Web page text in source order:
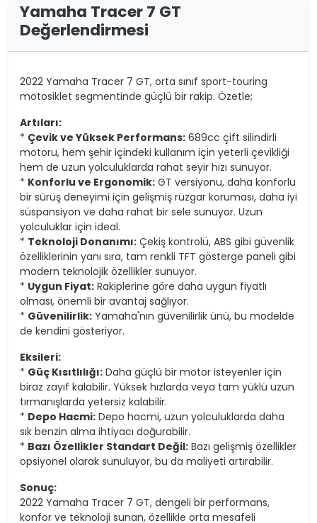
Yamaha Tracer 7 GT
Değerlendirmesi
2022 Yamaha Tracer 7 GT, orta sınıf sport-touring
motosiklet segmentinde güçlü bir rakip. Özetle;
Artıları:
* Çevik ve Yüksek Performans: 689cc çift silindirli
motoru, hem şehir içindeki kullanım için yeterli çevikliği
hem de uzun yolculuklarda rahat seyir hızı sunuyor.
* Konforlu ve Ergonomik: GT versiyonu, daha konforlu
bir sürüş deneyimi için gelişmiş rüzgar koruması, daha iyi
süspansiyon ve daha rahat bir sele sunuyor. Uzun
yolculuklar için ideal.
* Teknoloji Donanımı: Çekiş kontrolü, ABS gibi güvenlik
özelliklerinin yanı sıra, tam renkli TFT gösterge paneli gibi
modern teknolojik özellikler sunuyor.
* Uygun Fiyat: Rakiplerine göre daha uygun fiyatlı
olması, önemli bir avantaj sağlıyor.
* Güvenilirlik: Yamaha'nın güvenilirlik ünü, bu modelde
de kendini gösteriyor.
Eksileri:
* Güç Kısıtlılığı: Daha güçlü bir motor isteyenler için
biraz zayıf kalabilir. Yüksek hızlarda veya tam yüklü uzun
tırmanışlarda yetersiz kalabilir.
* Depo Hacmi: Depo hacmi, uzun yolculuklarda daha
sık benzin alma ihtiyacı doğurabilir.
* Bazı Özellikler Standart Değil: Bazı gelişmiş özellikler
opsiyonel olarak sunuluyor, bu da maliyeti artırabilir.
Sonuç:
2022 Yamaha Tracer 7 GT, dengeli bir performans,
konfor ve teknoloji sunan, özellikle orta mesafeli